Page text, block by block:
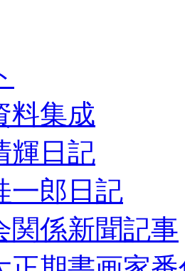
料集成
輝日記
一郎日記
関係新聞記事